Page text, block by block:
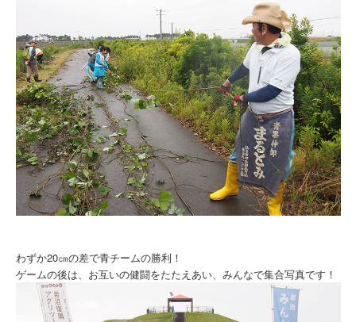
わずか20㎝の差で青チームの勝利！
ゲームの後は、お互いの健闘をたたえあい、みんなで集合写真です！